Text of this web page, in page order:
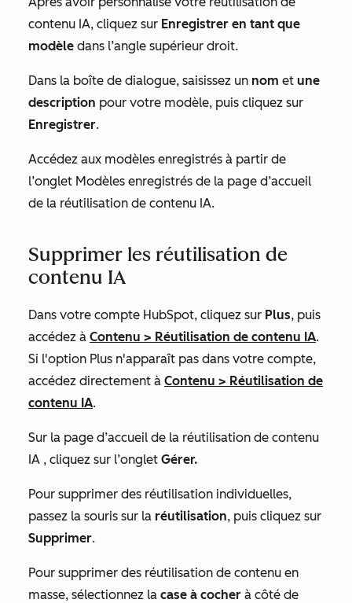
contenu IA, cliquez sur Enregistrer en tant que
modèle dans l’angle supérieur droit.
Dans la boîte de dialogue, saisissez un nom et une
description pour votre modèle, puis cliquez sur
Enregistrer.
Accédez aux modèles enregistrés à partir de
l’onglet Modèles enregistrés de la page d’accueil
de la réutilisation de contenu IA.
Supprimer les réutilisation de
contenu IA
Dans votre compte HubSpot, cliquez sur Plus, puis
accédez à Contenu > Réutilisation de contenu IA.
Si l'option Plus n'apparaît pas dans votre compte,
accédez directement à Contenu > Réutilisation de
contenu IA.
Sur la page d’accueil de la réutilisation de contenu
IA , cliquez sur l’onglet Gérer.
Pour supprimer des réutilisation individuelles,
passez la souris sur la réutilisation, puis cliquez sur
Supprimer.
Pour supprimer des réutilisation de contenu en
masse, sélectionnez la case à cocher à côté de